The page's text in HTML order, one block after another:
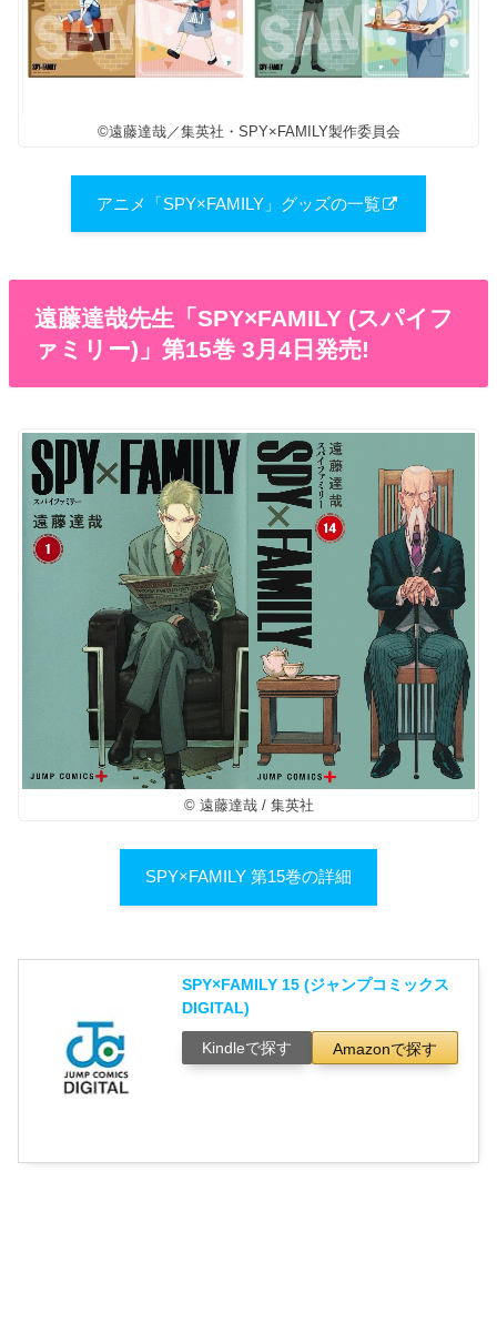
©遠藤達哉／集英社・SPY×FAMILY製作委員会
アニメ「SPY×FAMILY」グッズの一覧
遠藤達哉先生「SPY×FAMILY (スパイフ
ァミリー)」第15巻 3月4日発売!
© 遠藤達哉 / 集英社
SPY×FAMILY 第15巻の詳細
SPY×FAMILY 15 (ジャンプコミックス
DIGITAL)
Kindleで探す Amazonで探す